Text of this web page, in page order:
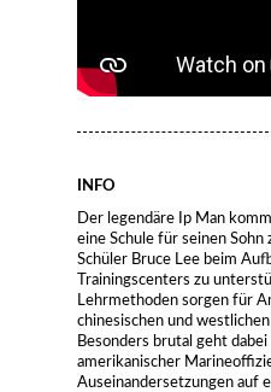
INFO
Der legendäre Ip Man
eine Schule für seinen Sohn
Schüler Bruce Lee beim
Trainingscenters zu
Lehrmethoden sorgen für
chinesischen und
Besonders brutal geht
amerikanischer
Auseinandersetzungen auf